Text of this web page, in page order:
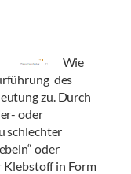
Wie
des
zu. Durch
oder
schlechter
oder
Klebstoff in Form